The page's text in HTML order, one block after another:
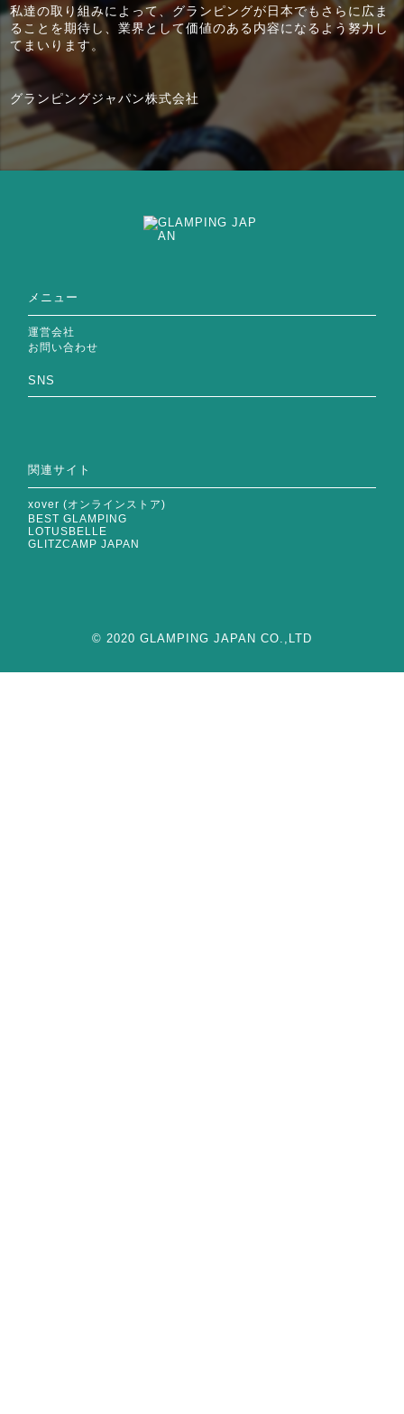
私達の取り組みによって、グランピングが日本でもさらに広ま
ることを期待し、業界として価値のある内容になるよう努力し
てまいります。
グランピングジャパン株式会社
メニュー
運営会社
お問い合わせ
SNS
関連サイト
xover (オンラインストア)
BEST GLAMPING
LOTUSBELLE
GLITZCAMP JAPAN
© 2020 GLAMPING JAPAN CO.,LTD